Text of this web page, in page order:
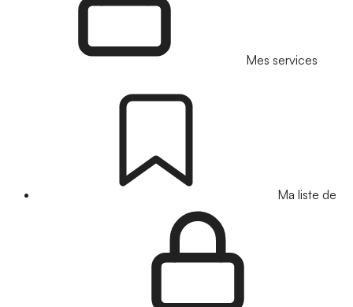
Mes services
Ma liste de